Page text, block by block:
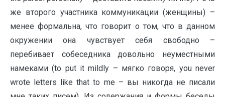
же второго участника коммуникации (женщины) –
менее формальна, что говорит о том, что в данном
окружении она чувствует себя свободно –
перебивает собеседника довольно неуместными
намеками (to put it mildly – мягко говоря, you never
wrote letters like that to me – вы никогда не писали